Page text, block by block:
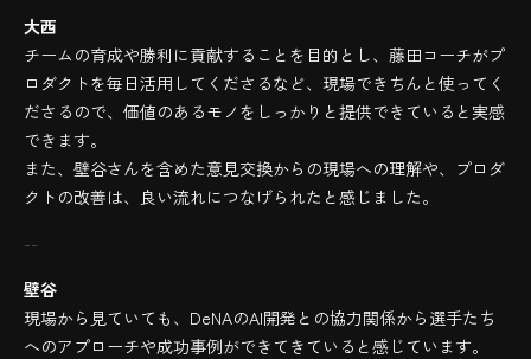
大西
チームの育成や勝利に貢献することを目的とし、藤田コーチがプ
ロダクトを毎日活用してくださるなど、現場できちんと使ってく
ださるので、価値のあるモノをしっかりと提供できていると実感
できます。
また、壁谷さんを含めた意見交換からの現場への理解や、プロダ
クトの改善は、良い流れにつなげられたと感じました。
--
壁谷
現場から見ていても、DeNAのAI開発との協力関係から選手たち
へのアプローチや成功事例ができてきていると感じています。